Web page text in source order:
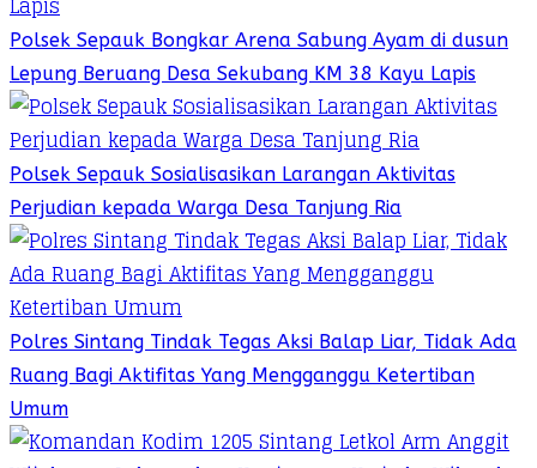
Polsek Sepauk Bongkar Arena Sabung Ayam di dusun
Lepung Beruang Desa Sekubang KM 38 Kayu Lapis
Polsek Sepauk Sosialisasikan Larangan Aktivitas
Perjudian kepada Warga Desa Tanjung Ria
Polres Sintang Tindak Tegas Aksi Balap Liar, Tidak Ada
Ruang Bagi Aktifitas Yang Mengganggu Ketertiban
Umum